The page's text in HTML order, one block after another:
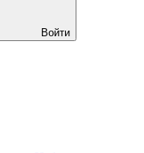
Войти